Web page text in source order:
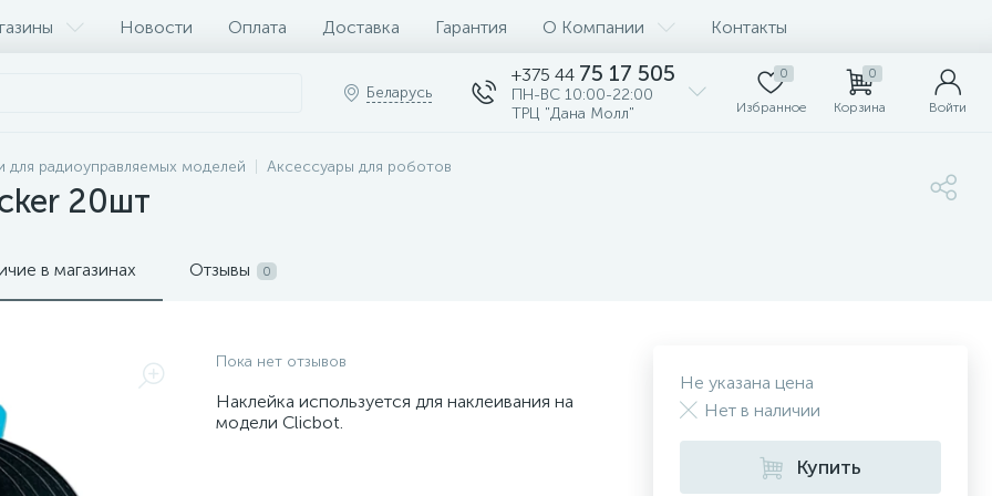
Новости Оплата Доставка Гарантия О Компании Контакты
Беларусь
+375 44 75 17 505
ПН-ВС 10:00-22:00
ТРЦ "Дана Молл"
0
Избранное
0
Корзина Войти
для радиоуправляемых моделей Аксессуары для роботов
20шт
в магазинах Отзывы 0
Пока нет отзывов
Наклейка используется для наклеивания на
модели Clicbot.
Не указана цена
Нет в наличии
Купить